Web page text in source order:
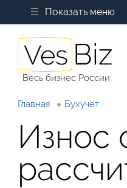
Показать меню
Весь бизнес России
Главная Бухучет
Износ